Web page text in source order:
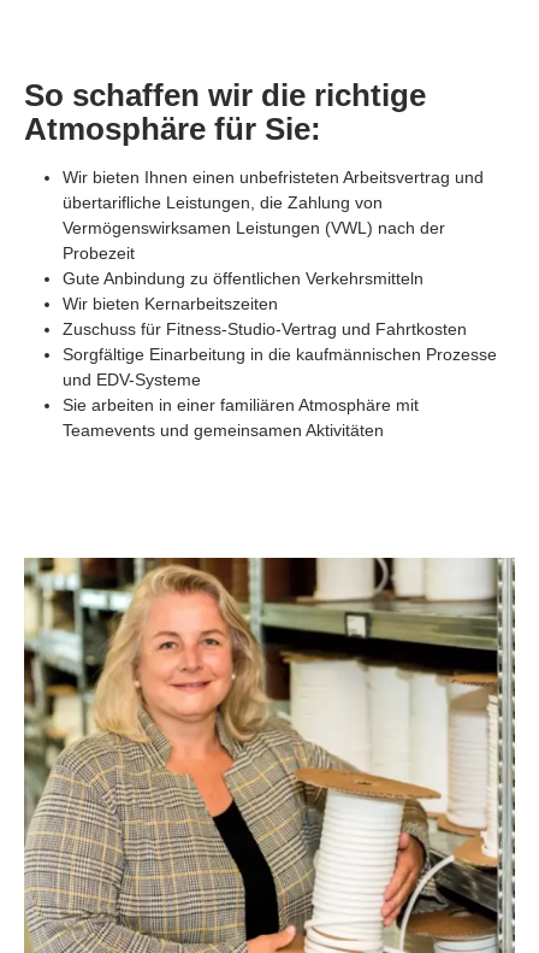
So schaffen wir die richtige
Atmosphäre für Sie:
Wir bieten Ihnen einen unbefristeten Arbeitsvertrag und
übertarifliche Leistungen, die Zahlung von
Vermögenswirksamen Leistungen (VWL) nach der
Probezeit
Gute Anbindung zu öffentlichen Verkehrsmitteln
Wir bieten Kernarbeitszeiten
Zuschuss für Fitness-Studio-Vertrag und Fahrtkosten
Sorgfältige Einarbeitung in die kaufmännischen Prozesse
und EDV-Systeme
Sie arbeiten in einer familiären Atmosphäre mit
Teamevents und gemeinsamen Aktivitäten